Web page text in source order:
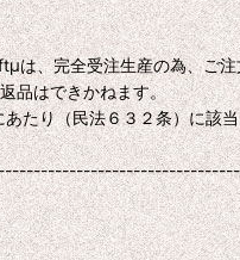
は、完全受注生産の為、ご
品はできかねます。
たり（民法６３２条）に該